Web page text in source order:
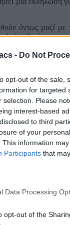
- Do Not
opt-out of the sale,
for targeted
selection. Please
interest-based
to third
of your
This information
Participants that
Data Processing
opt-out of the
όντως μαζί με
δεν θα έχουν
στο design με
και
ότι
πρώτοι όλα
feed/
όλα τα